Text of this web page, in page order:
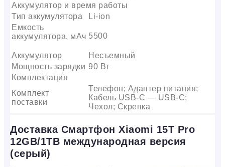
Аккумулятор и время работы
Тип аккумулятора
Li-ion
Емкость
аккумулятора, мАч 5500
Аккумулятор
Несъемный
Мощность зарядки 90 Вт
Комплектация
Комплект
поставки
Телефон; Адаптер питания;
Кабель USB-C — USB-C;
Чехол; Скрепка
Доставка Смартфон Xiaomi 15T Pro
12GB/1TB международная версия
(серый)